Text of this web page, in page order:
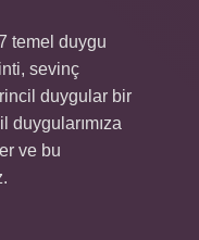
temel duygu
sevinç
duygular bir
duygularımıza
ve bu